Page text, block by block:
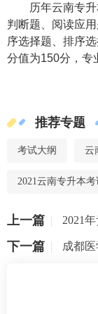
历年云南专
判断题、阅读应
序选择题、排序
分值为150分，专
推荐专题
考试大纲 云
2021云南专升本
上一篇
下一篇